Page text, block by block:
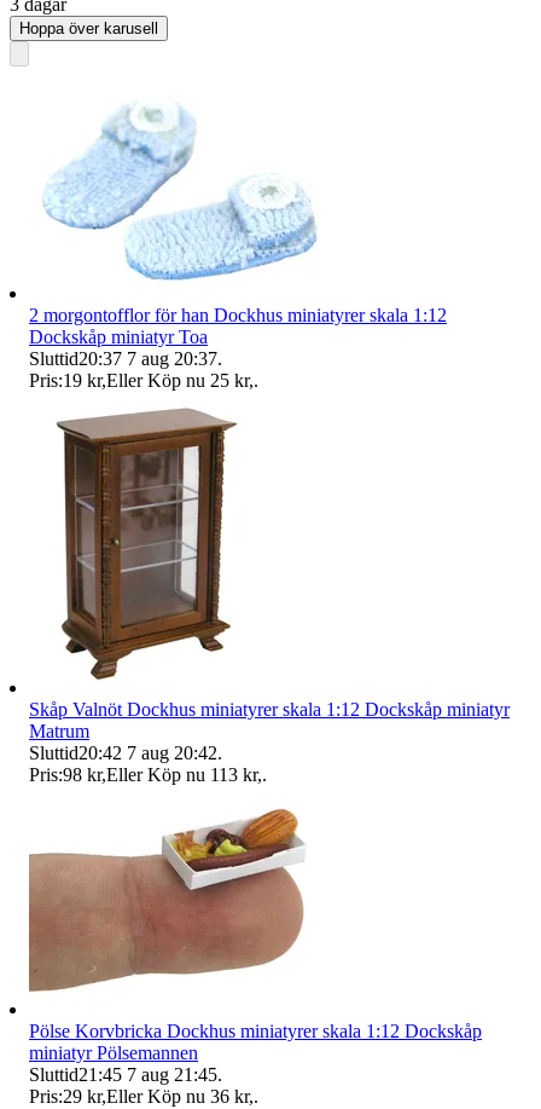
3 dagar
Hoppa över karusell
2 morgontofflor för han Dockhus miniatyrer skala 1:12
Dockskåp miniatyr Toa
Sluttid20:37 7 aug 20:37.
Pris:19 kr,Eller Köp nu 25 kr,.
Skåp Valnöt Dockhus miniatyrer skala 1:12 Dockskåp miniatyr
Matrum
Sluttid20:42 7 aug 20:42.
Pris:98 kr,Eller Köp nu 113 kr,.
Pölse Korvbricka Dockhus miniatyrer skala 1:12 Dockskåp
miniatyr Pölsemannen
Sluttid21:45 7 aug 21:45.
Pris:29 kr,Eller Köp nu 36 kr,.